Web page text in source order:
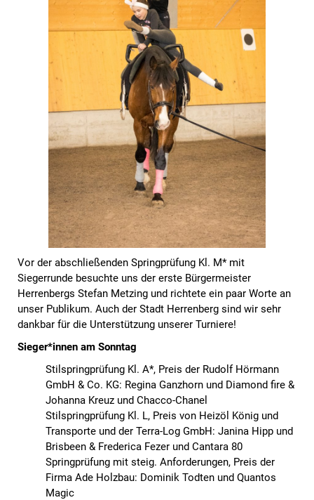
Vor der abschließenden Springprüfung Kl. M* mit
Siegerrunde besuchte uns der erste Bürgermeister
Herrenbergs Stefan Metzing und richtete ein paar Worte an
unser Publikum. Auch der Stadt Herrenberg sind wir sehr
dankbar für die Unterstützung unserer Turniere!
Sieger*innen am Sonntag
Stilspringprüfung Kl. A*, Preis der Rudolf Hörmann
GmbH & Co. KG: Regina Ganzhorn und Diamond fire &
Johanna Kreuz und Chacco-Chanel
Stilspringprüfung Kl. L, Preis von Heizöl König und
Transporte und der Terra-Log GmbH: Janina Hipp und
Brisbeen & Frederica Fezer und Cantara 80
Springprüfung mit steig. Anforderungen, Preis der
Firma Ade Holzbau: Dominik Todten und Quantos
Magic